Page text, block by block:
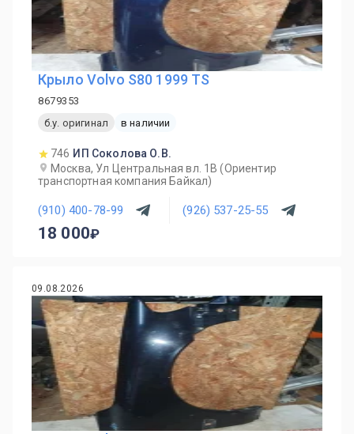
Крыло Volvo S80 1999 TS
8679353
б.у. оригинал
в наличии
746 ИП Соколова О.В.
Москва, Ул Центральная вл. 1В (Ориентир
транспортная компания Байкал)
(910) 400-78-99 (926) 537-25-55
18 000
09.08.2026